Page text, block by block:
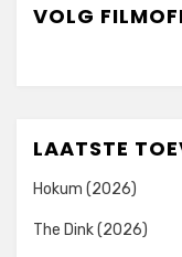
VOLG
LAATSTE
Hokum (2026)
The Dink (2026)